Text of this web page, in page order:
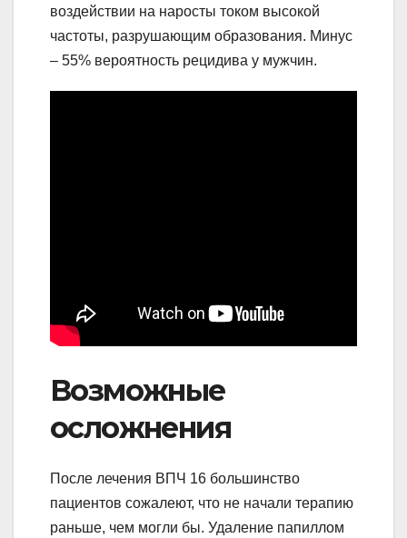
воздействии на наросты током высокой
частоты, разрушающим образования. Минус
– 55% вероятность рецидива у мужчин.
Возможные
осложнения
После лечения ВПЧ 16 большинство
пациентов сожалеют, что не начали терапию
раньше, чем могли бы. Удаление папиллом